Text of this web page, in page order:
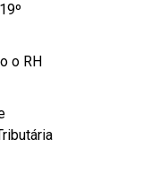
o RH